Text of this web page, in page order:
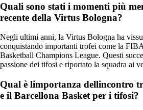
Quali sono stati i momenti più
recente della Virtus Bologna?
Negli ultimi anni, la Virtus Bologna ha
conquistando importanti trofei come la
Basketball Champions League. Questi
passione dei tifosi e riportato la squadra ai
Qual è limportanza dellincontro
e il Barcellona Basket per i tifosi?